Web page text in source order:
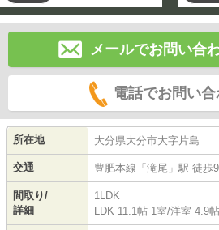
メールでお問い合
電話でお問い
所在地 大分県大分市大字片島
交通 豊肥本線 「 滝尾 」駅 徒歩
間取り/
詳細
1LDK
LDK 11.1帖 1室/洋室 4.9